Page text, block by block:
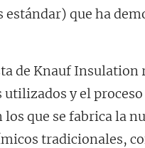
que ha
de Knauf Insulation
y el proceso
que se fabrica la
tradicionales,